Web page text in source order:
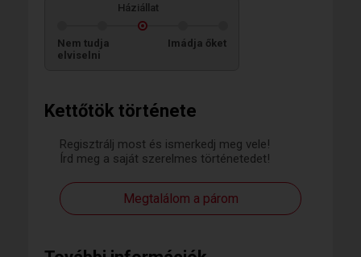
Kettőtök története
Regisztrálj most és ismerkedj meg vele!
Írd meg a saját szerelmes történetedet!
Megtalálom a párom
Háziállat
Nem tudja
elviselni
Imádja őket